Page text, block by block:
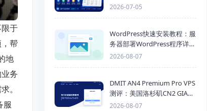
于
帮
地
务
。
服
提高获客效率？
2026-07-05
WordPress快速安装教程：服
务器部署WordPress程序详细
步骤
2026-08-07
DMIT AN4 Premium Pro VPS
测评：美国洛杉矶CN2 GIA三
网优化线路性能测试
2026-08-07